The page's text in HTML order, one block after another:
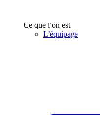
Ce que l’on est
L’équipage